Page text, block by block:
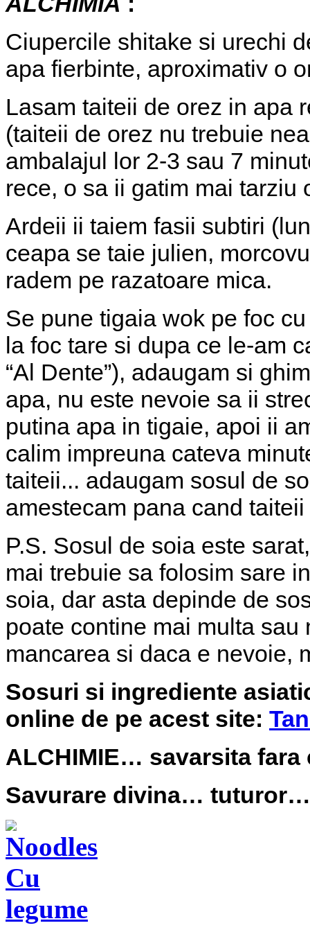
Ciupercile shitake si urechi
apa fierbinte, aproximativ o
Lasam taiteii de orez in apa
(taiteii de orez nu trebuie
ambalajul lor 2-3 sau 7
rece, o sa ii gatim mai tarziu
Ardeii ii taiem fasii subtiri
ceapa se taie julien,
radem pe razatoare mica.
Se pune tigaia wok pe foc
la foc tare si dupa ce le-am
“Al Dente”), adaugam si
apa, nu este nevoie sa ii
putina apa in tigaie, apoi ii
calim impreuna cateva
taiteii... adaugam sosul de
amestecam pana cand
P.S. Sosul de soia este
mai trebuie sa folosim sare
soia, dar asta depinde de
poate contine mai multa
mancarea si daca e nevoie,
Sosuri si ingrediente
online de pe acest site:
ALCHIMIE… savarsita
Savurare divina… tuturor…